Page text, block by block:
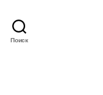
Поиск